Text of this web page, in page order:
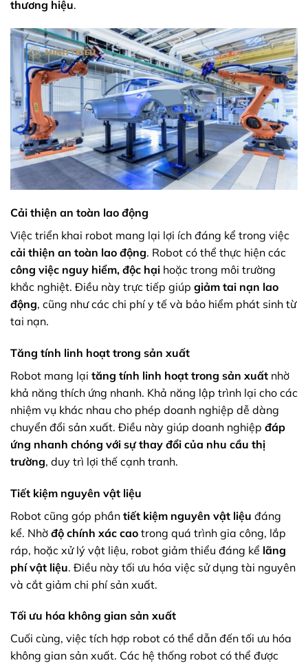
thương hiệu.
Cải thiện an toàn lao động
Việc triển khai robot mang lại lợi ích đáng kể trong việc
cải thiện an toàn lao động. Robot có thể thực hiện các
công việc nguy hiểm, độc hại hoặc trong môi trường
khắc nghiệt. Điều này trực tiếp giúp giảm tai nạn lao
động, cũng như các chi phí y tế và bảo hiểm phát sinh từ
tai nạn.
Tăng tính linh hoạt trong sản xuất
Robot mang lại tăng tính linh hoạt trong sản xuất nhờ
khả năng thích ứng nhanh. Khả năng lập trình lại cho các
nhiệm vụ khác nhau cho phép doanh nghiệp dễ dàng
chuyển đổi sản xuất. Điều này giúp doanh nghiệp đáp
ứng nhanh chóng với sự thay đổi của nhu cầu thị
trường, duy trì lợi thế cạnh tranh.
Tiết kiệm nguyên vật liệu
Robot cũng góp phần tiết kiệm nguyên vật liệu đáng
kể. Nhờ độ chính xác cao trong quá trình gia công, lắp
ráp, hoặc xử lý vật liệu, robot giảm thiểu đáng kể lãng
phí vật liệu. Điều này tối ưu hóa việc sử dụng tài nguyên
và cắt giảm chi phí sản xuất.
Tối ưu hóa không gian sản xuất
Cuối cùng, việc tích hợp robot có thể dẫn đến tối ưu hóa
không gian sản xuất. Các hệ thống robot có thể được